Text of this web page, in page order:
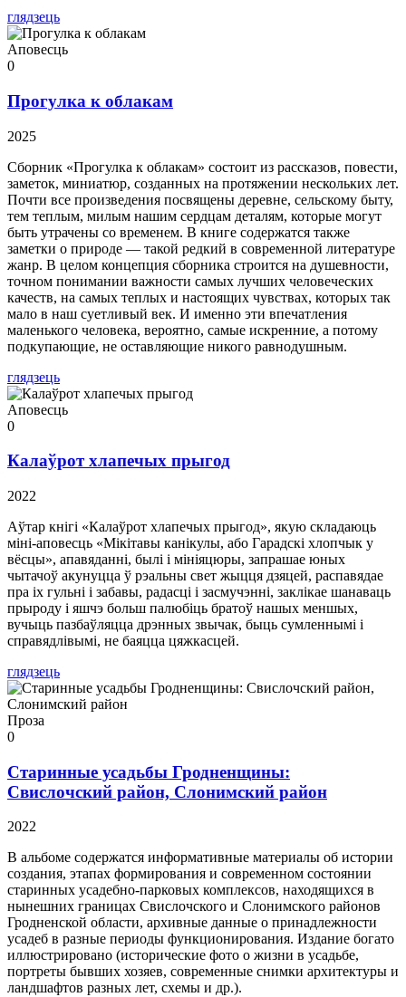
глядзець
Аповесць
0
Прогулка к облакам
2025
Сборник «Прогулка к облакам» состоит из рассказов, повести,
заметок, миниатюр, созданных на протяжении нескольких лет.
Почти все произведения посвящены деревне, сельскому быту,
тем теплым, милым нашим сердцам деталям, которые могут
быть утрачены со временем. В книге содержатся также
заметки о природе — такой редкий в современной литературе
жанр. В целом концепция сборника строится на душевности,
точном понимании важности самых лучших человеческих
качеств, на самых теплых и настоящих чувствах, которых так
мало в наш суетливый век. И именно эти впечатления
маленького человека, вероятно, самые искренние, а потому
подкупающие, не оставляющие никого равнодушным.
глядзець
Аповесць
0
Калаўрот хлапечых прыгод
2022
Аўтар кнігі «Калаўрот хлапечых прыгод», якую складаюць
міні-аповесць «Мікітавы канікулы, або Гарадскі хлопчык у
вёсцы», апавяданні, былі і мініяцюры, запрашае юных
чытачоў акунуцца ў рэальны свет жыцця дзяцей, распавядае
пра іх гульні і забавы, радасці і засмучэнні, заклікае шанаваць
прыроду і яшчэ больш палюбіць братоў нашых меншых,
вучыць пазбаўляцца дрэнных звычак, быць сумленнымі і
справядлівымі, не баяцца цяжкасцей.
глядзець
Проза
0
Старинные усадьбы Гродненщины:
Свислочский район, Слонимский район
2022
В альбоме содержатся информативные материалы об истории
создания, этапах формирования и современном состоянии
старинных усадебно-парковых комплексов, находящихся в
нынешних границах Свислочского и Слонимского районов
Гродненской области, архивные данные о принадлежности
усадеб в разные периоды функционирования. Издание богато
иллюстрировано (исторические фото о жизни в усадьбе,
портреты бывших хозяев, современные снимки архитектуры и
ландшафтов разных лет, схемы и др.).